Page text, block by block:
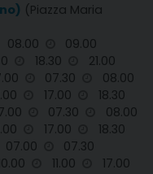
(Piazza Maria
08.00
09.00
18.30
21.00
07.30
08.00
17.00
18.30
07.30
08.00
17.00
18.30
07.00
07.30
11.00
17.00